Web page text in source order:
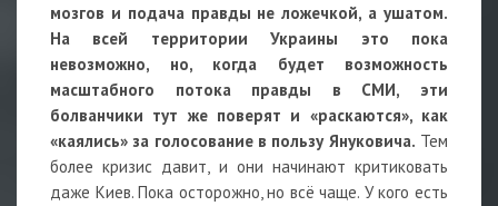
мозгов и подача правды не ложечкой, а ушатом.
На всей территории Украины это пока
невозможно, но, когда будет возможность
масштабного потока правды в СМИ, эти
болванчики тут же поверят и «раскаются», как
«каялись» за голосование в пользу Януковича. Тем
более кризис давит, и они начинают критиковать
даже Киев. Пока осторожно, но всё чаще. У кого есть